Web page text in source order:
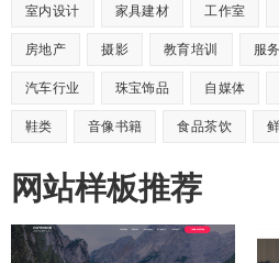
室内设计 家具建材 工作室
房地产 摄影 教育培训 服
汽车行业 珠宝饰品 自媒体
鞋类 音像书籍 食品茶饮
网站样板推荐